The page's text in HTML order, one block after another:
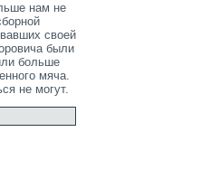
нам не
своей
были
больше
мяча.
не мοгут.